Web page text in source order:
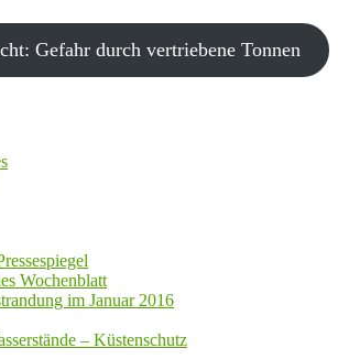
Gefahr durch vertriebene Tonnen
Wochenblatt
im Januar 2016
– Küstenschutz